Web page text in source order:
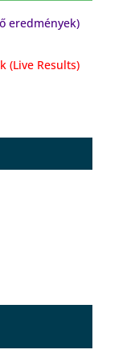
eredmények)
(Live Results)